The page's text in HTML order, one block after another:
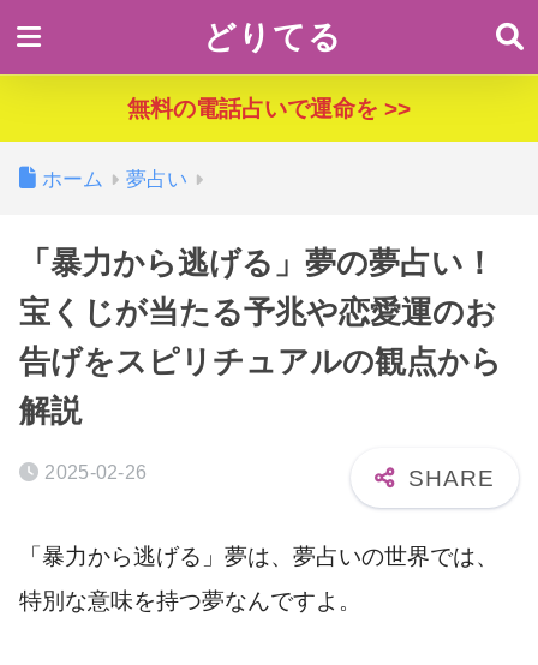
どりてる
無料の電話占いで運命を >>
ホーム 夢占い
「暴力から逃げる」夢の夢占い！
宝くじが当たる予兆や恋愛運のお
告げをスピリチュアルの観点から
解説
2025-02-26
「暴力から逃げる」夢は、夢占いの世界では、
特別な意味を持つ夢なんですよ。